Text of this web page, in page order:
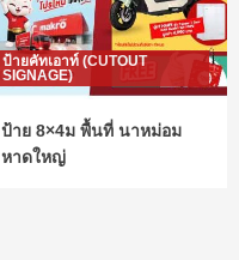
ป้ายคัทเอาท์ (CUTOUT
SIGNAGE)
ป้าย 8×4ม พื้นที่ นาหม่อม
หาดใหญ่